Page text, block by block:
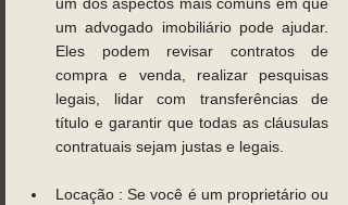
um advogado imobiliário pode ajudar.
Eles podem revisar contratos de
compra e venda, realizar pesquisas
legais, lidar com transferências de
título e garantir que todas as cláusulas
contratuais sejam justas e legais.
Locação : Se você é um proprietário ou